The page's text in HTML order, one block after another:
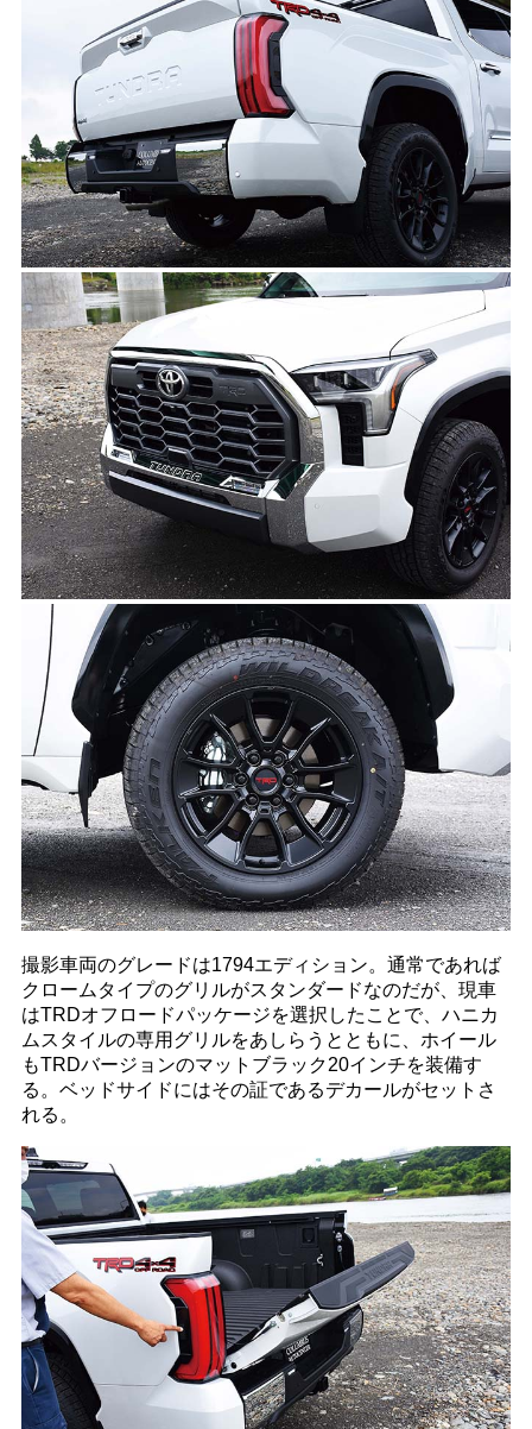
撮影車両のグレードは1794エディション。通常であれば
クロームタイプのグリルがスタンダードなのだが、現車
はTRDオフロードパッケージを選択したことで、ハニカ
ムスタイルの専用グリルをあしらうとともに、ホイール
もTRDバージョンのマットブラック20インチを装備す
る。ベッドサイドにはその証であるデカールがセットさ
れる。